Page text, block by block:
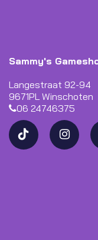
Sammy's
Langestraat 92-94
9671PL Winschoten
06 24746375